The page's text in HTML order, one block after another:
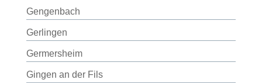
Gengenbach
Gerlingen
Germersheim
Gingen an der Fils